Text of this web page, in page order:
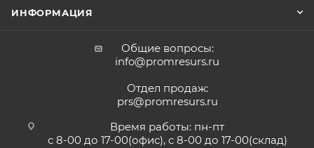
ИНФОРМАЦИЯ
Общие вопросы:
info@promresurs.ru
Отдел продаж:
prs@promresurs.ru
Время работы: пн-пт
с 8-00 до 17-00(офис), с 8-00 до 17-00(склад)